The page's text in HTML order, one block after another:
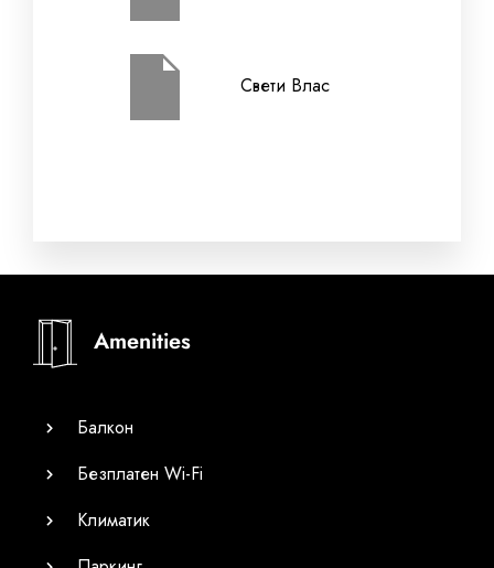
Свети Влас
Amenities
Балкон
Безплатен Wi-Fi
Климатик